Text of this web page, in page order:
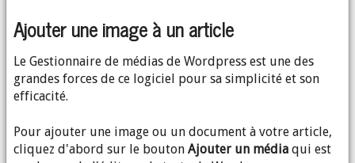
Ajouter une image à un article
Le Gestionnaire de médias de Wordpress est une des
grandes forces de ce logiciel pour sa simplicité et son
efficacité.
Pour ajouter une image ou un document à votre article,
cliquez d'abord sur le bouton Ajouter un média qui est